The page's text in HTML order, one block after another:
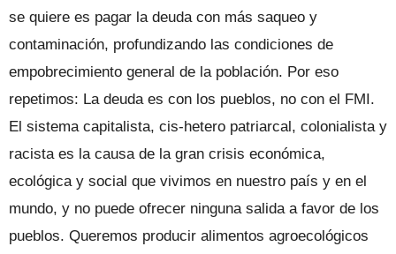
se quiere es pagar la deuda con más saqueo y
contaminación, profundizando las condiciones de
empobrecimiento general de la población. Por eso
repetimos: La deuda es con los pueblos, no con el FMI.
El sistema capitalista, cis-hetero patriarcal, colonialista y
racista es la causa de la gran crisis económica,
ecológica y social que vivimos en nuestro país y en el
mundo, y no puede ofrecer ninguna salida a favor de los
pueblos. Queremos producir alimentos agroecológicos